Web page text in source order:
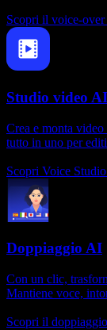
Scopri il voice-over
Studio video AI
Crea e monta
tutto in uno per
Scopri Voice Studio
Doppiaggio AI
Con un clic,
Mantiene voce,
Scopri il